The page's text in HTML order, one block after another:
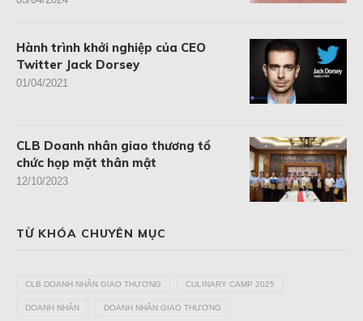
Hành trình khởi nghiệp của CEO
Twitter Jack Dorsey
01/04/2021
CLB Doanh nhân giao thương tổ
chức họp mặt thân mật
12/10/2023
TỪ KHÓA CHUYÊN MỤC
CLB DOANH NHÂN GIAO THƯƠNG CULINARY CAMP 2025
DOANH NHÂN DOANH NHÂN GIAO THƯƠNG